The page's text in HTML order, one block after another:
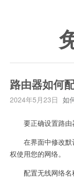
路由器如何
2024年5月23日 如
要正确设置路由
在界面中修改默
权使用您的网络。
配置无线网络名